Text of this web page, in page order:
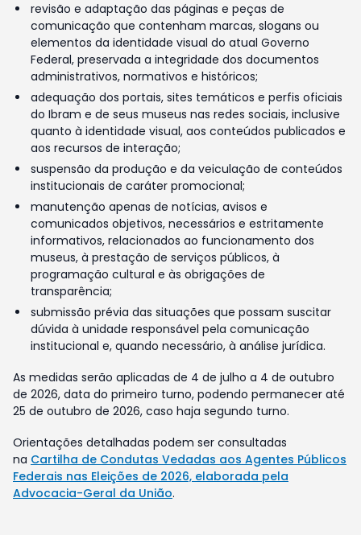
revisão e adaptação das páginas e peças de
comunicação que contenham marcas, slogans ou
elementos da identidade visual do atual Governo
Federal, preservada a integridade dos documentos
administrativos, normativos e históricos;
adequação dos portais, sites temáticos e perfis oficiais
do Ibram e de seus museus nas redes sociais, inclusive
quanto à identidade visual, aos conteúdos publicados e
aos recursos de interação;
suspensão da produção e da veiculação de conteúdos
institucionais de caráter promocional;
manutenção apenas de notícias, avisos e
comunicados objetivos, necessários e estritamente
informativos, relacionados ao funcionamento dos
museus, à prestação de serviços públicos, à
programação cultural e às obrigações de
transparência;
submissão prévia das situações que possam suscitar
dúvida à unidade responsável pela comunicação
institucional e, quando necessário, à análise jurídica.
As medidas serão aplicadas de 4 de julho a 4 de outubro
de 2026, data do primeiro turno, podendo permanecer até
25 de outubro de 2026, caso haja segundo turno.
Orientações detalhadas podem ser consultadas
na Cartilha de Condutas Vedadas aos Agentes Públicos
Federais nas Eleições de 2026, elaborada pela
Advocacia-Geral da União.